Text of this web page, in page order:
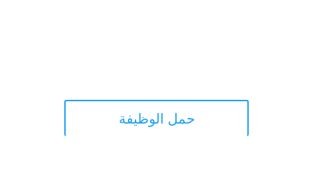
حمل الوظيفة